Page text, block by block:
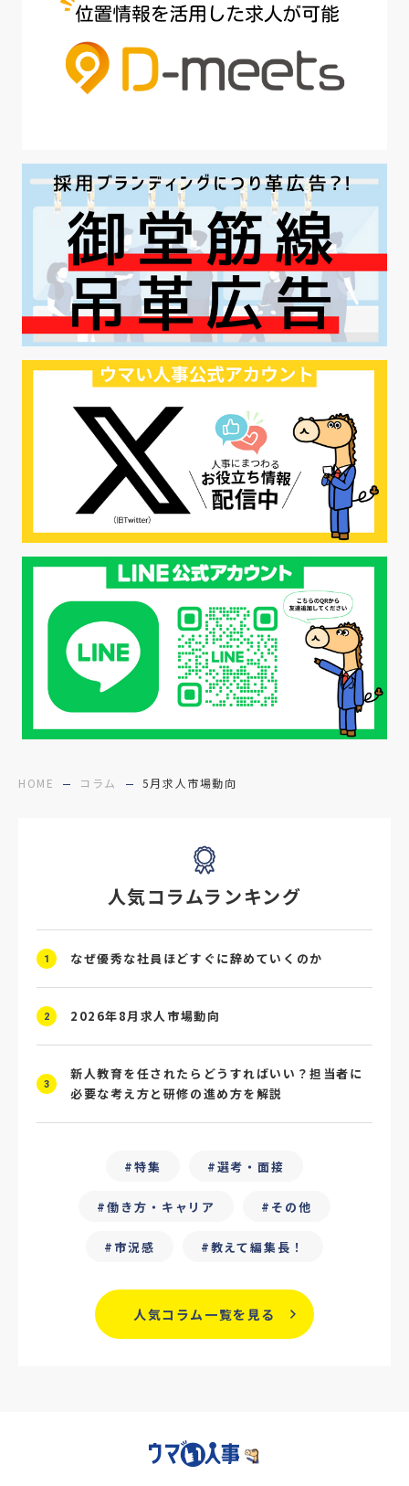
HOME コラム 5月求人市場動向
#魅力の伝え方 #求職者 #27卒
#採用オウンドメディア #業種別
#採用ピッチ資料 #28卒 #ロールモデル
#地方採用 #第二新卒 #採用の効率化
#AI活用 #職場カルチャーギャップ
#早期退職 #ハラスメント
#ハラスメント対策 #SNS活用
#リクルーター制度 #内定辞退の防止
#歩留まり改善 #採用ナーチャリング
#採用CX #学内セミナー #カジュアル面談
#転職ファストパス #PRO #採用代行
#エシカル採用 #エシカル就活
#メンタルヘルス #年間採用計画
#年間採用 #応募数の増やし方 #26卒
#27採用プレ #高校生採用
#面接フィードバック #不法就労
#障害者雇用 #メリット #ベネフィット
#医療福祉介護 #業界動向 #採用力
#面接辞退
#求人広告
#スクラム採用 #転職イベント #転職フェア
#賃上げ #人事数珠繋ぎ
#4P分析 #競合他社
#ChatGPT #タイパ #就活動向
#フリーランス保護新法 #デイワーク
#雇用型ギグワーク #面接
#人材の見極め方 #面接評価シート
#戦略人事 #業界別
#働き方改革 #労務 #リーダーシップ
#GPA #学歴フィルター
人気コラムランキング
1 なぜ優秀な社員ほどすぐに辞めていくのか
2 2026年8月求人市場動向
3
新人教育を任されたらどうすればいい？担当者に
必要な考え方と研修の進め方を解説
特集 選考・面接
働き方・キャリア その他
市況感 教えて編集長！
人気コラム一覧を見る